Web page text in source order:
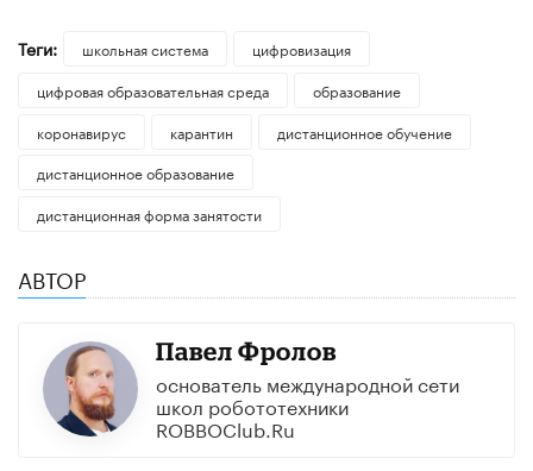
Теги: школьная система
цифровизация
цифровая образовательная среда
образование
коронавирус
карантин
дистанционное обучение
дистанционное образование
дистанционная форма занятости
АВТОР
​Павел Фролов
основатель международной сети
школ робототехники
ROBBOClub.Ru​